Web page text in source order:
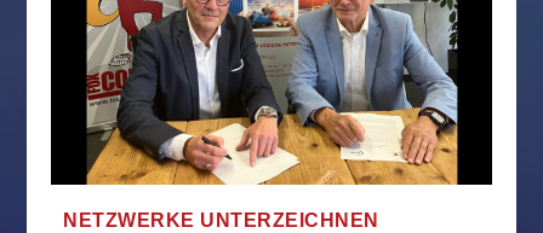
NETZWERKE UNTERZEICHNEN